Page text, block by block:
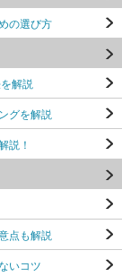
の選び方
解説
グを解説
説！
点も解説
いコツ